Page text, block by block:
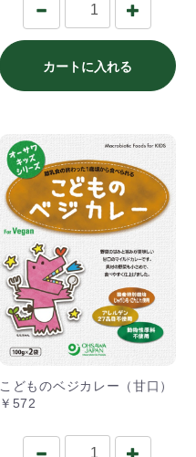
カートに入れる
こどものベジカレー（甘口）
￥572